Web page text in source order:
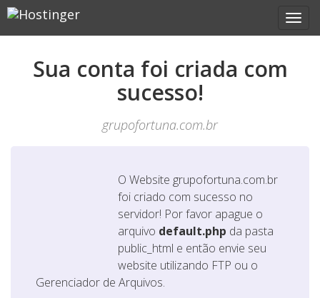
Sua conta foi criada com
sucesso!
grupofortuna.com.br
O Website grupofortuna.com.br
foi criado com sucesso no
servidor! Por favor apague o
arquivo default.php da pasta
public_html e então envie seu
website utilizando FTP ou o
Gerenciador de Arquivos.